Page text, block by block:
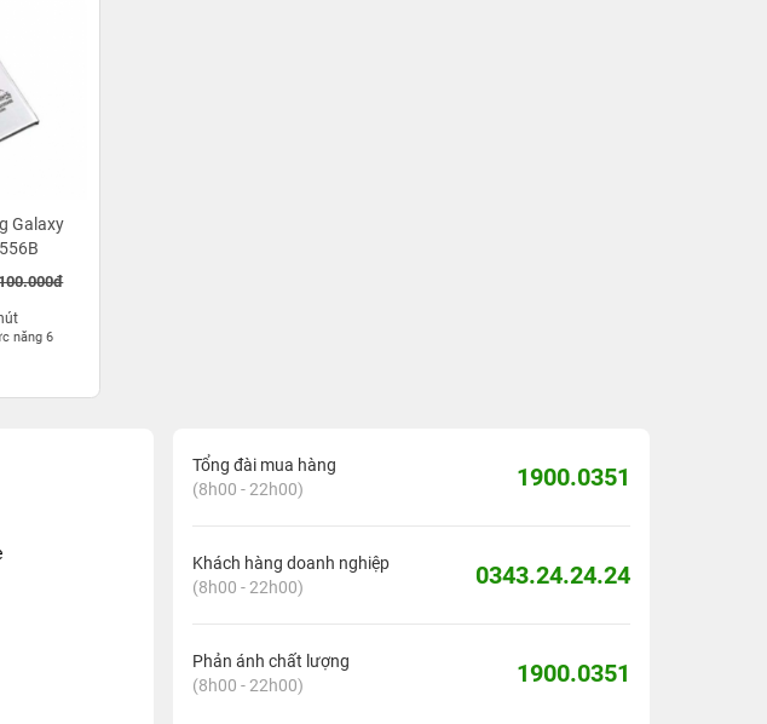
Galaxy
năng 6
Tổng đài mua hàng
(8h00 - 22h00)
1900.0351
Khách hàng doanh nghiệp
(8h00 - 22h00)
0343.24.24.24
Phản ánh chất lượng
(8h00 - 22h00)
1900.0351